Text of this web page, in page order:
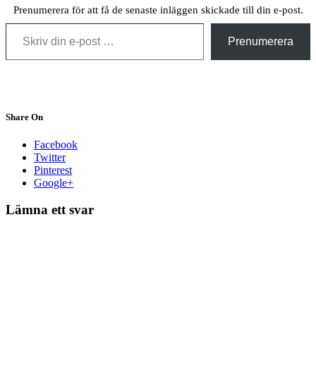
Prenumerera för att få de senaste inläggen skickade till din e-post.
Skriv din e-post …
Prenumerera
Share On
Facebook
Twitter
Pinterest
Google+
Lämna ett svar